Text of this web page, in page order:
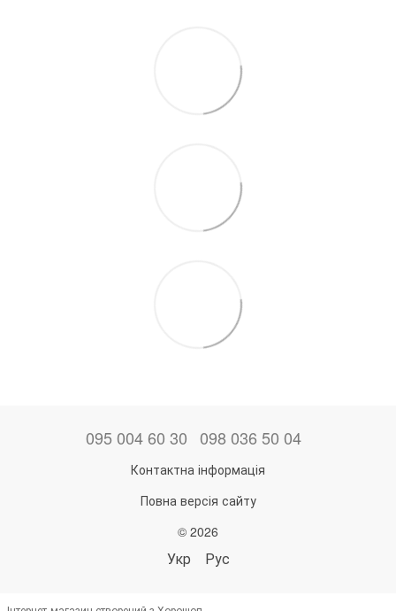
095 004 60 30 098 036 50 04
Контактна інформація
Повна версія сайту
© 2026
Укр Рус